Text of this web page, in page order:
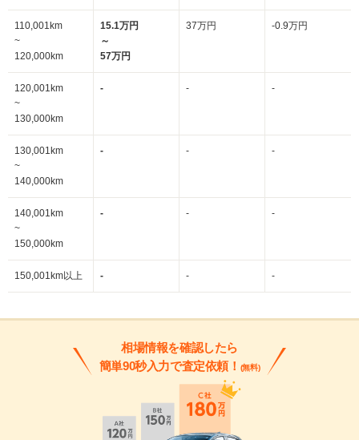
110,001km
~
120,000km
15.1万円
～
57万円
37万円 -0.9万円
120,001km
~
130,000km
- - -
130,001km
~
140,000km
- - -
140,001km
~
150,000km
- - -
150,001km以上 - - -
相場情報を確認したら
簡単90秒入力で査定依頼！ (無料)